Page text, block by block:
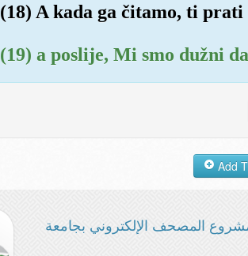
(18) A kada ga čitamo, ti
(19) a poslije, Mi smo dužni
المصحف الإلكتروني بجامعة